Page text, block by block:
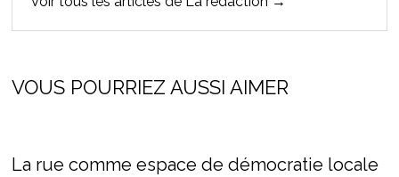
VOUS POURRIEZ AUSSI AIMER
La rue comme espace de démocratie locale